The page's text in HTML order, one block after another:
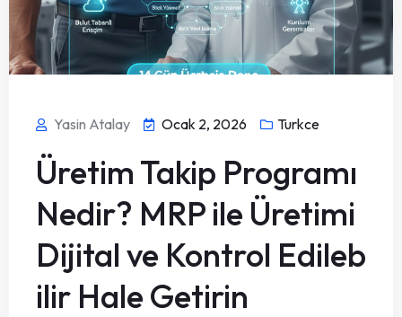
Yasin Atalay Ocak 2, 2026 Turkce
Üretim Takip Programı
Nedir? MRP ile Üretimi
Dijital ve Kontrol Edileb
ilir Hale Getirin